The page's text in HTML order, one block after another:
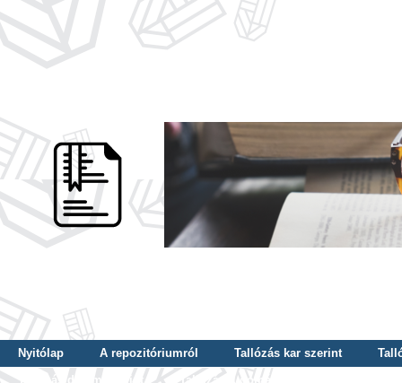
Nyitólap A repozitóriumról Tallózás kar szerint
Tallózás dátum szerint
Tallózás tudományterület szerint